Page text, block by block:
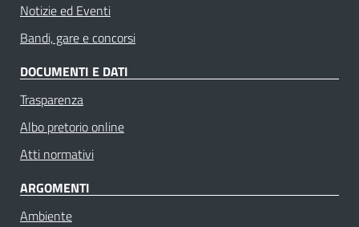
Notizie ed Eventi
Bandi, gare e concorsi
DOCUMENTI E DATI
Trasparenza
Albo pretorio online
Atti normativi
ARGOMENTI
Ambiente